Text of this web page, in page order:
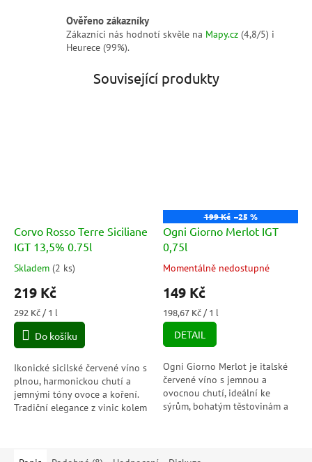
Ověřeno zákazníky
Zákazníci nás hodnotí skvěle na Mapy.cz (4,8/5) i
Heurece (99%).
Související produkty
Corvo Rosso Terre Siciliane
IGT 13,5% 0.75l
Průměrné
produktu
je
3,0
5
hvězdiček.
Skladem (2 ks)
219 Kč
Měrná
cena:
292 Kč / 1 l
Do košíku
Ikonické sicilské červené víno s
plnou, harmonickou chutí a
jemnými tóny ovoce a koření.
Tradiční elegance z vinic kolem
199 Kč –25 %
Ogni Giorno Merlot IGT
0,75l
Průměrné
produktu
je
5,0
5
hvězdiček.
Momentálně nedostupné
149 Kč
Měrná
cena:
198,67 Kč / 1 l
DETAIL
Ogni Giorno Merlot je italské
červené víno s jemnou a
ovocnou chutí, ideální ke
sýrům, bohatým těstovinám a